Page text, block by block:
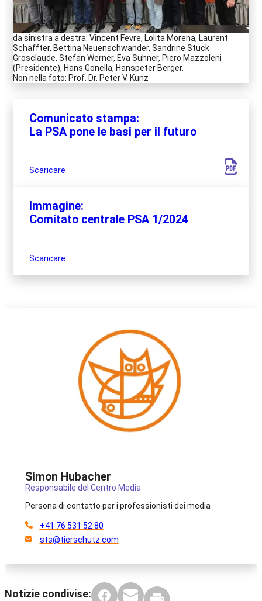
da sinistra a destra: Vincent Fevre, Lolita Morena, Laurent
Schaffter, Bettina Neuenschwander, Sandrine Stuck
Grosclaude, Stefan Werner, Eva Suhner, Piero Mazzoleni
(Presidente), Hans Gonella, Hanspeter Berger.
Non nella foto: Prof. Dr. Peter V. Kunz
Comunicato stampa:
La PSA pone le basi per il futuro
Scaricare
Immagine:
Comitato centrale PSA 1/2024
Scaricare
Simon Hubacher
Responsabile del Centro Media
Persona di contatto per i professionisti dei media
+41 76 531 52 80
sts@tierschutz.com
Notizie condivise: